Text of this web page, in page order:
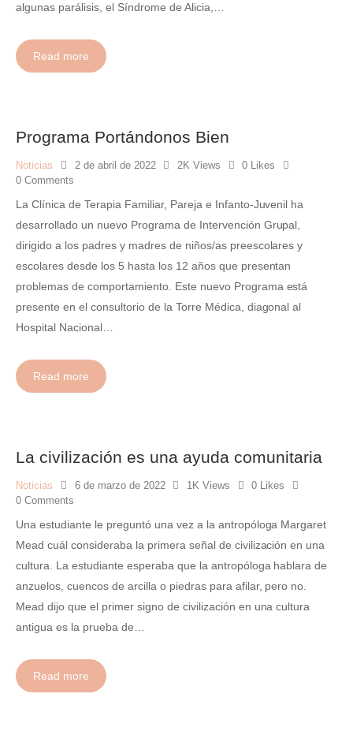
algunas parálisis, el Síndrome de Alicia,…
Read more
Programa Portándonos Bien
Noticias 2 de abril de 2022 2K Views 0
Likes
0 Comments
La Clínica de Terapia Familiar, Pareja e Infanto-Juvenil ha
desarrollado un nuevo Programa de Intervención Grupal,
dirigido a los padres y madres de niños/as preescolares y
escolares desde los 5 hasta los 12 años que presentan
problemas de comportamiento. Este nuevo Programa está
presente en el consultorio de la Torre Médica, diagonal al
Hospital Nacional…
Read more
La civilización es una ayuda comunitaria
Noticias 6 de marzo de 2022 1K Views 0 Likes
0 Comments
Una estudiante le preguntó una vez a la antropóloga Margaret
Mead cuál consideraba la primera señal de civilización en una
cultura. La estudiante esperaba que la antropóloga hablara de
anzuelos, cuencos de arcilla o piedras para afilar, pero no.
Mead dijo que el primer signo de civilización en una cultura
antigua es la prueba de…
Read more